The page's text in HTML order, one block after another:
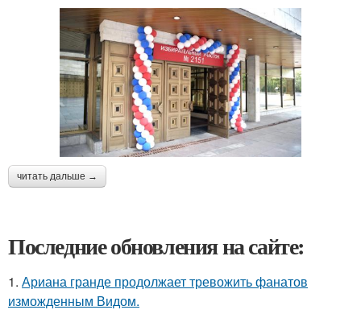
читать дальше →
Последние обновления на сайте:
1. Ариана гранде продолжает тревожить фанатов
изможденным Видом.